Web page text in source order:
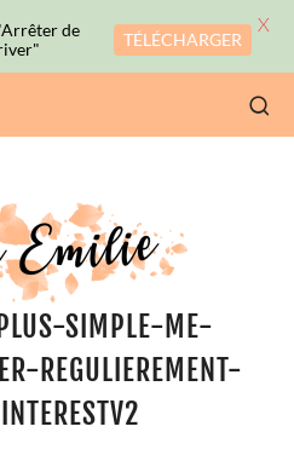
SIMPLE-ME-
REGULIEREMENT-
de
TÉLÉCHARGER
X